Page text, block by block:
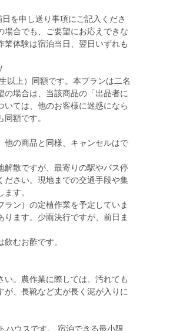
を申し送り事項にご記入くださ
場合でも、ご要望にお応えできな
体験は宿泊当日、翌日いずれも
以上）同額です。本プランは二名
場合は、当該商品の「出品者に
ては、他のお客様に迷惑になら
額です。
他の商品と同様、キャンセルはで
解散ですが、最寄りの駅やバス停
ださい。現地までの交通手段や集
す。
ラン）の定植作業を予定していま
ます。少雨決行ですが、前日ま
むお酢です。
い。農作業に際しては、汚れても
、長靴など丈が長く泥が入りに
ハウスです。 宿泊できる最小限